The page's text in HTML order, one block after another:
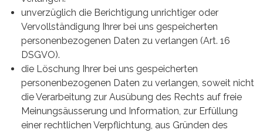
unverzüglich die Berichtigung unrichtiger oder
Vervollständigung Ihrer bei uns gespeicherten
personenbezogenen Daten zu verlangen (Art. 16
DSGVO).
die Löschung Ihrer bei uns gespeicherten
personenbezogenen Daten zu verlangen, soweit nicht
die Verarbeitung zur Ausübung des Rechts auf freie
Meinungsäusserung und Information, zur Erfüllung
einer rechtlichen Verpflichtung, aus Gründen des